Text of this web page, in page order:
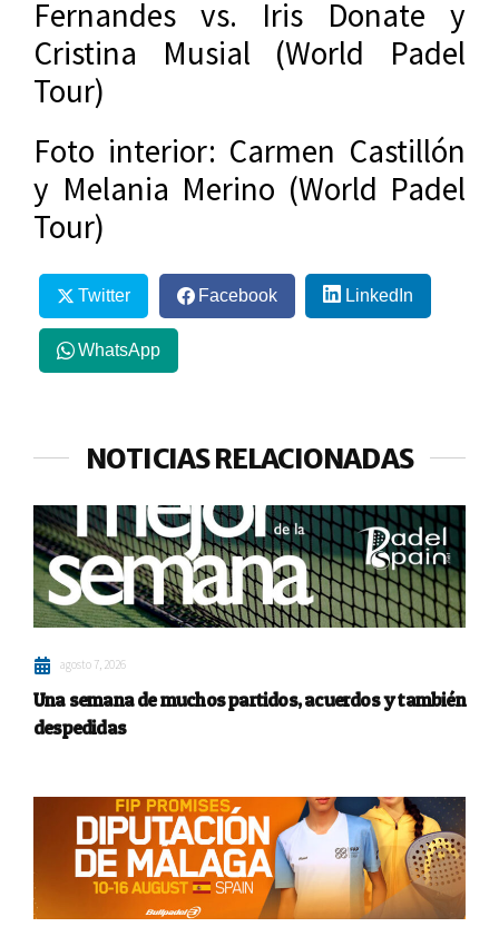
Fernandes vs. Iris Donate y
Cristina Musial (World Padel
Tour)
Foto interior: Carmen Castillón
y Melania Merino (World Padel
Tour)
Twitter Facebook LinkedIn
WhatsApp
NOTICIAS RELACIONADAS
agosto 7, 2026
Una semana de muchos partidos, acuerdos y también
despedidas